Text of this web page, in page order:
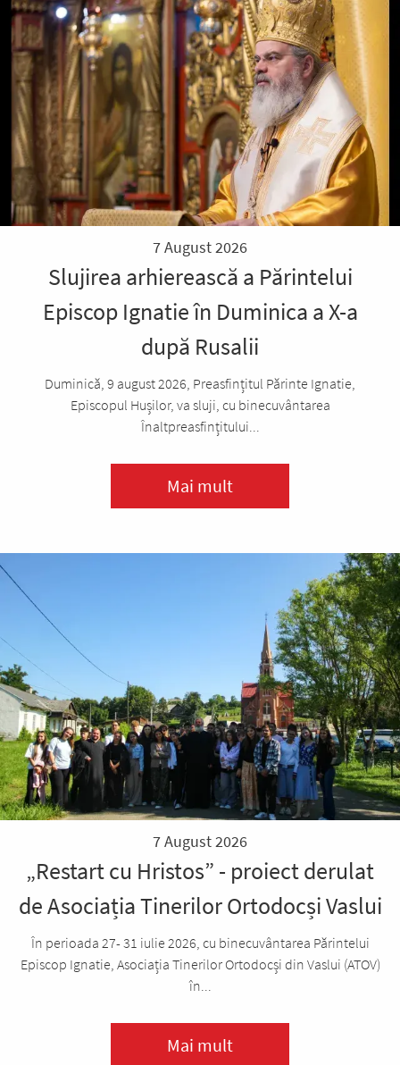
7 August 2026
Slujirea arhierească a Părintelui
Episcop Ignatie în Duminica a X-a
după Rusalii
Duminică, 9 august 2026, Preasfințitul Părinte Ignatie,
Episcopul Hușilor, va sluji, cu binecuvântarea
Înaltpreasfințitului...
Mai mult
7 August 2026
„Restart cu Hristos” - proiect derulat
de Asociația Tinerilor Ortodocși Vaslui
În perioada 27- 31 iulie 2026, cu binecuvântarea Părintelui
Episcop Ignatie, Asociația Tinerilor Ortodocși din Vaslui (ATOV)
în...
Mai mult